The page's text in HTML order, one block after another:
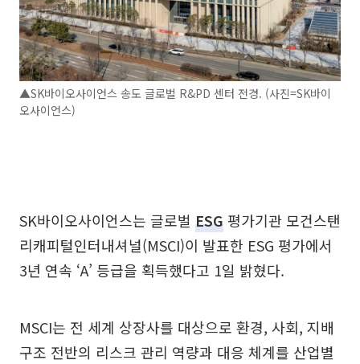
▲SK바이오사이언스 송도 글로벌 R&PD 센터 전경. (사진=SK바이
오사이언스)
SK바이오사이언스는 글로벌 ESG 평가기관 모건스탠
리캐피털인터내셔널(MSCI)이 발표한 ESG 평가에서
3년 연속 ‘A’ 등급을 획득했다고 1일 밝혔다.
MSCI는 전 세계 상장사를 대상으로 환경, 사회, 지배
구조 전반의 리스크 관리 역량과 대응 체계를 산업별